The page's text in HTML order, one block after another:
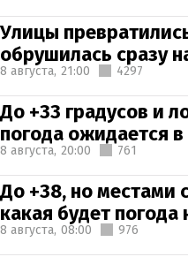
Улицы
обрушилась сразу
8 августа, 21:00 4297
До +33 градусов и
погода ожидается
8 августа, 20:00 761
До +38, но местами
какая будет
8 августа, 08:00 976